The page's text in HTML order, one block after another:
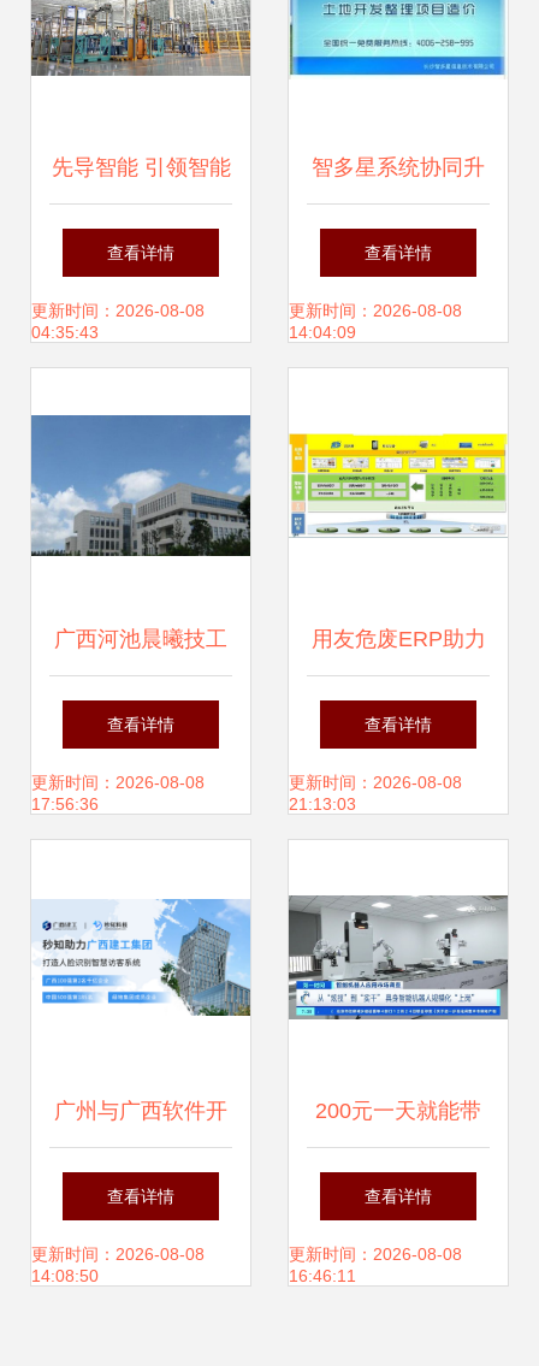
先导智能 引领智能
工厂新高度
查看详情
更新时间：2026-08-08
04:35:43
智多星系统协同升
级方案 广西软件开
发项目的土地整理
查看详情
更新时间：2026-08-08
14:04:09
广西河池晨曦技工
学校 培养软件开发
人才的沃土
查看详情
更新时间：2026-08-08
17:56:36
用友危废ERP助力
中国危废处置企业
走向精细化、集团
松访谈
查看详情
更新时间：2026-08-08
21:13:03
广州与广西软件开
发 秒知科技的差异
化深耕
查看详情
更新时间：2026-08-08
14:08:50
200元一天就能带
个机器人回家，具
身智能加速走进生
查看详情
更新时间：2026-08-08
16:46:11